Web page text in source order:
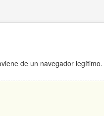
de un navegador legítimo.